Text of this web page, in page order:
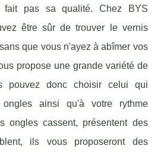
fait pas sa qualité. Chez BYS
être sûr de trouver le vernis
que vous n'ayez à abîmer vos
propose une grande variété de
pouvez donc choisir celui qui
ainsi qu'à votre rythme
ongles cassent, présentent des
ils vous proposeront des